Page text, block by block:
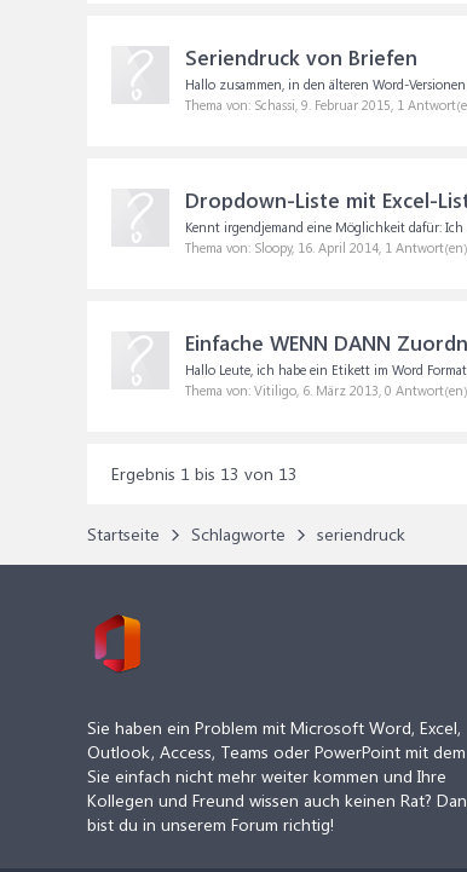
Seriendruck von Briefen
Hallo zusammen, in den älteren Word-
Thema von: Schassi, 9. Februar 2015, 1
Dropdown-Liste mit Excel-
Kennt irgendjemand eine Möglichkeit dafür:
Thema von: Sloopy, 16. April 2014, 1
Einfache WENN DANN
Hallo Leute, ich habe ein Etikett im Word
Thema von: Vitiligo, 6. März 2013, 0
Ergebnis 1 bis 13 von 13
Startseite Schlagworte seriendruck
Sie haben ein Problem mit Microsoft Word, Excel,
Outlook, Access, Teams oder PowerPoint mit dem
Sie einfach nicht mehr weiter kommen und Ihre
Kollegen und Freund wissen auch keinen Rat?
bist du in unserem Forum richtig!